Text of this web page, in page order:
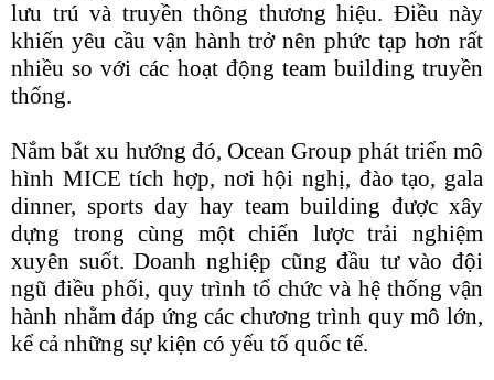
lưu trú và truyền thông thương hiệu. Điều này
khiến yêu cầu vận hành trở nên phức tạp hơn rất
nhiều so với các hoạt động team building truyền
thống.
Nắm bắt xu hướng đó, Ocean Group phát triển mô
hình MICE tích hợp, nơi hội nghị, đào tạo, gala
dinner, sports day hay team building được xây
dựng trong cùng một chiến lược trải nghiệm
xuyên suốt. Doanh nghiệp cũng đầu tư vào đội
ngũ điều phối, quy trình tổ chức và hệ thống vận
hành nhằm đáp ứng các chương trình quy mô lớn,
kể cả những sự kiện có yếu tố quốc tế.